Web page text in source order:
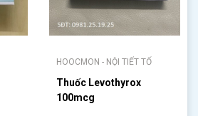
HOOCMON - NỘI TIẾT TỐ
Thuốc Levothyrox
100mcg